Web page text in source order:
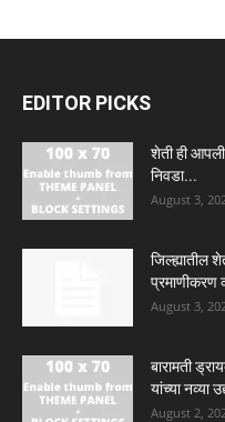
EDITOR PICKS
शेती ही
निवडा...
August 3,
जिल्ह्यातील
August 3,
बारामती
यांच्या नव्या
August 2,